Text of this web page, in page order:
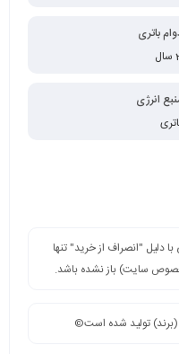
باتری
انرژی
دلیل "انصراف از خرید" تنها
سایت) باز نشده باشد.
تولید شده است©️